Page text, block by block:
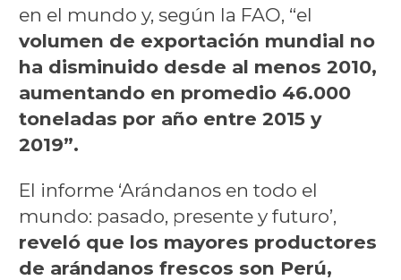
en el mundo y, según la FAO, “el
volumen de exportación mundial no
ha disminuido desde al menos 2010,
aumentando en promedio 46.000
toneladas por año entre 2015 y
2019”.
El informe ‘Arándanos en todo el
mundo: pasado, presente y futuro’,
reveló que los mayores productores
de arándanos frescos son Perú,